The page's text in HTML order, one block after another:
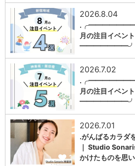
1
2026.8.04
月の注目イベ
━━━━━━━╯8月
1
2026.7.02
月の注目イベ
━━━━━━━╯7月
1
2026.7.01
.がんばるカラダ
｜ Studio
かけたものを思